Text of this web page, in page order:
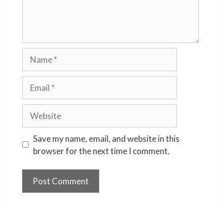
Save my name, email, and website in this
browser for the next time I comment.